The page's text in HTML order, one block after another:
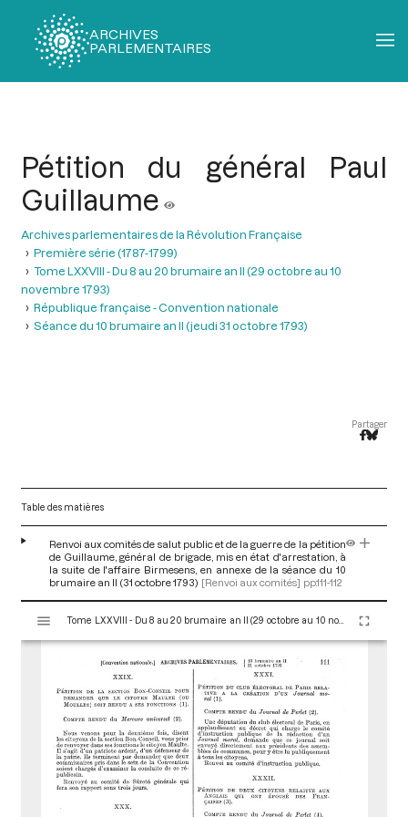
ARCHIVES
PARLEMENTAIRES
Pétition du général Paul
Guillaume
Archives parlementaires de la Révolution Française
Première série (1787-1799)
Tome LXXVIII - Du 8 au 20 brumaire an II (29 octobre au 10
novembre 1793)
République française - Convention nationale
Séance du 10 brumaire an II (jeudi 31 octobre 1793)
Partager
Table des matières
Renvoi aux comités de salut public et de la guerre de la pétition
de Guillaume, général de brigade, mis en état d'arrestation, à
la suite de l'affaire Birmesens, en annexe de la séance du 10
brumaire an II (31 octobre 1793) [Renvoi aux comités] pp.111-112
s